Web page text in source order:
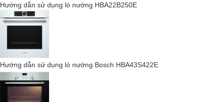
tinh tế và hiện đại, sản phẩm nổi bật với các đường nét mềm mại
và mặt kính gương, tạo nên sự hài hòa hoàn hảo cho mọi không
được chế tác từ một khối nhôm nguyên khối, tạo nên sự đồng
điệu và bổ sung tuyệt vời cho mặt kính gương. Excellence không
chỉ là một sản phẩm, mà là biểu tượng của sự hoàn mỹ và đẳng
cấp trong gian bếp của bạn.
Hướng dẫn sử dụng lò nướng HBA22B250E
Hướng dẫn sử dụng lò nướng Bosch HBA43S422E